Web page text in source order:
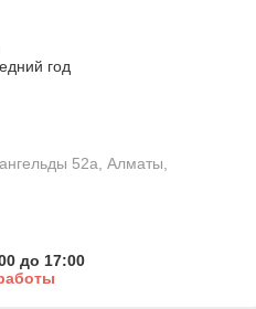
год
52а, Алматы,
до 17:00